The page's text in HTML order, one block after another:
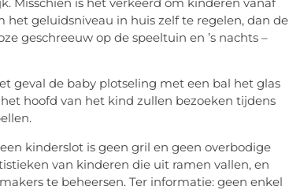
geluidsniveau in huis zelf te regelen, dan de
geschreeuw op de speeltuin en ’s nachts –
geval de baby plotseling met een bal het glas
hoofd van het kind zullen bezoeken tijdens
kinderslot is geen gril en geen overbodige
van kinderen die uit ramen vallen, en
te beheersen. Ter informatie: geen enkel